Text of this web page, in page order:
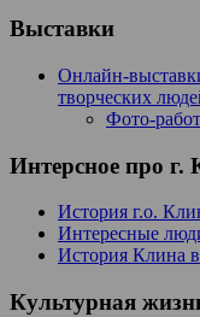
Выставки
Онлайн-
творческих
Фото-
Интерсное про г.
История г.о.
Интересные
История Клина
Культурная